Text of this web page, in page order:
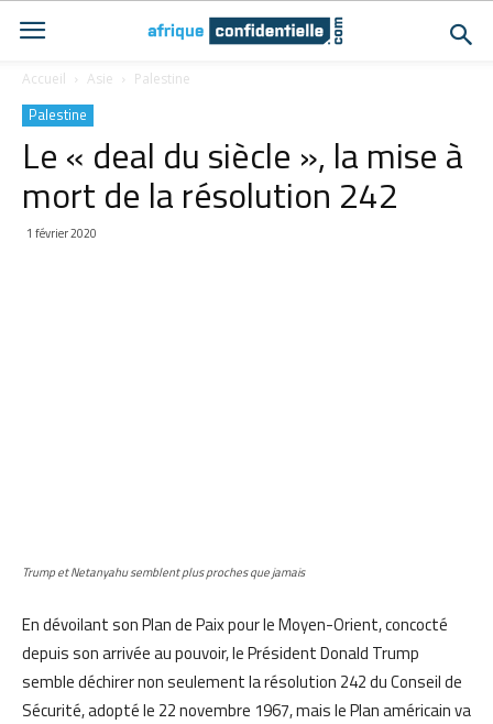
Accueil Asie Palestine
Palestine
Le « deal du siècle », la mise à
mort de la résolution 242
1 février 2020
Trump et Netanyahu semblent plus proches que jamais
En dévoilant son Plan de Paix pour le Moyen-Orient, concocté
depuis son arrivée au pouvoir, le Président Donald Trump
semble déchirer non seulement la résolution 242 du Conseil de
Sécurité, adopté le 22 novembre 1967, mais le Plan américain va